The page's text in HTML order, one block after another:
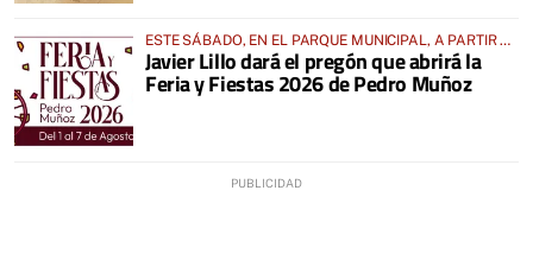
ESTE SÁBADO, EN EL PARQUE MUNICIPAL, A PARTIR DE
LAS 23 HORAS
Javier Lillo dará el pregón que abrirá la
Feria y Fiestas 2026 de Pedro Muñoz